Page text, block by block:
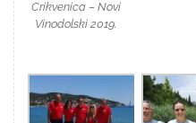
Crikvenica – Novi
Vinodolski 2019.